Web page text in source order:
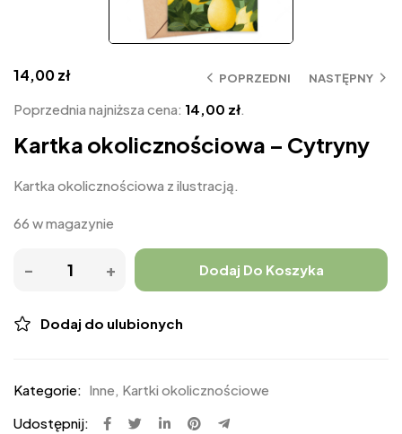
POPRZEDNI NASTĘPNY
14,00zł
Poprzednia najniższa cena: 14,00 zł.
Kartka okolicznościowa – Cytryny
Kartka okolicznościowa z ilustracją.
66 w magazynie
Dodaj Do Koszyka
Dodaj do ulubionych
Kategorie: Inne, Kartki okolicznościowe
Udostępnij: